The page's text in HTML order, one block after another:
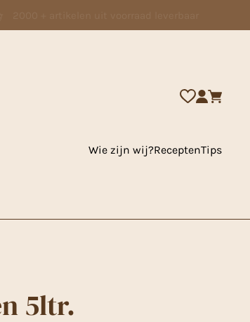
Wie zijn wij?ReceptenTips
5ltr.